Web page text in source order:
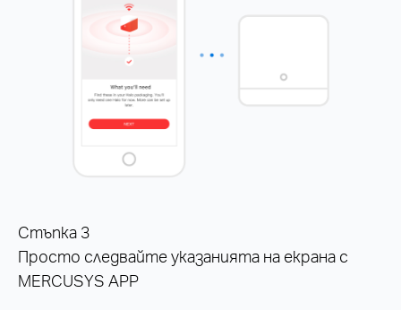
Стъпка 3
Просто следвайте указанията на екрана с
MERCUSYS APP